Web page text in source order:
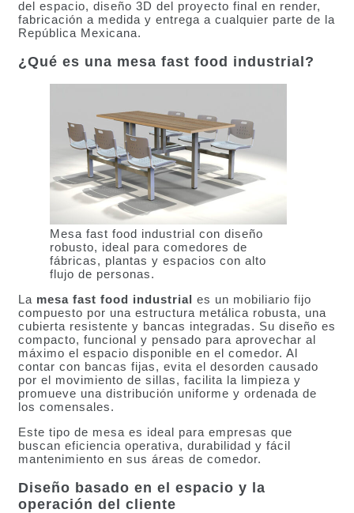
del espacio, diseño 3D del proyecto final en render,
fabricación a medida y entrega a cualquier parte de la
República Mexicana.
¿Qué es una mesa fast food industrial?
Mesa fast food industrial con diseño
robusto, ideal para comedores de
fábricas, plantas y espacios con alto
flujo de personas.
La mesa fast food industrial es un mobiliario fijo
compuesto por una estructura metálica robusta, una
cubierta resistente y bancas integradas. Su diseño es
compacto, funcional y pensado para aprovechar al
máximo el espacio disponible en el comedor. Al
contar con bancas fijas, evita el desorden causado
por el movimiento de sillas, facilita la limpieza y
promueve una distribución uniforme y ordenada de
los comensales.
Este tipo de mesa es ideal para empresas que
buscan eficiencia operativa, durabilidad y fácil
mantenimiento en sus áreas de comedor.
Diseño basado en el espacio y la
operación del cliente